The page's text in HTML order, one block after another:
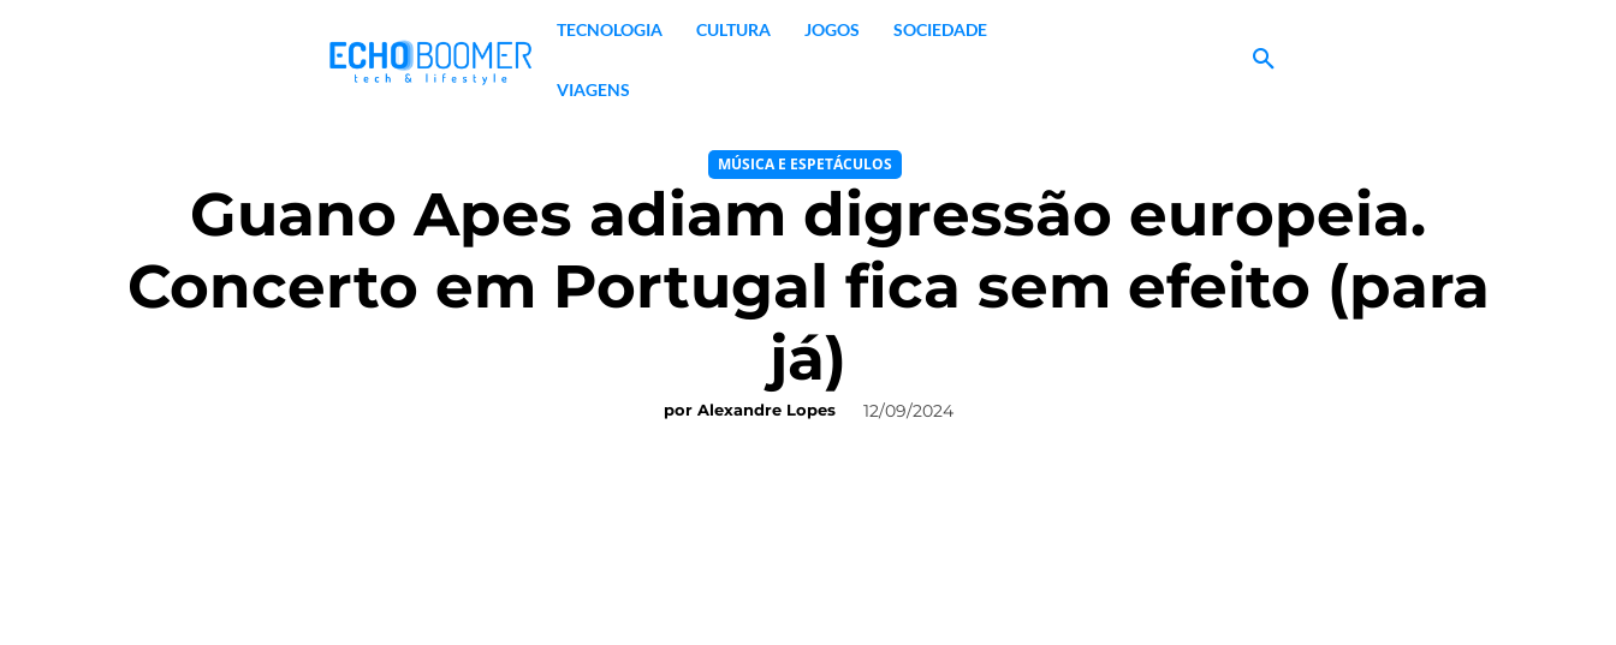
TECNOLOGIA CULTURA JOGOS SOCIEDADE
VIAGENS
MÚSICA E ESPETÁCULOS
Guano Apes adiam digressão europeia.
Concerto em Portugal fica sem efeito (para
já)
por Alexandre Lopes 12/09/2024